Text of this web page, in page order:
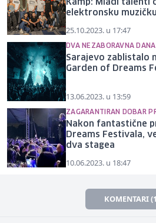
Kamp: Mladi talenti
elektronsku
25.10.2023. u 17:47
DVA NEZABORAVNA DANA
Sarajevo zablistalo
Garden of Dreams
13.06.2023. u 13:59
ZAGARANTIRAN DOBAR
Nakon fantastične
Dreams Festivala,
dva stagea
10.06.2023. u 18:47
KOMENTARI